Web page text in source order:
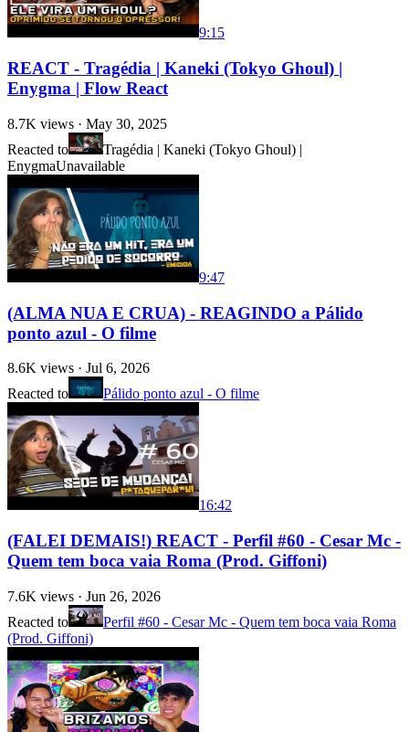
9:15
REACT - Tragédia | Kaneki (Tokyo Ghoul) |
Enygma | Flow React
8.7K views · May 30, 2025
Reacted to
Tragédia | Kaneki (Tokyo Ghoul) |
EnygmaUnavailable
9:47
(ALMA NUA E CRUA) - REAGINDO a Pálido
ponto azul - O filme
8.6K views · Jul 6, 2026
Reacted to
Pálido ponto azul - O filme
16:42
(FALEI DEMAIS!) REACT - Perfil #60 - Cesar Mc -
Quem tem boca vaia Roma (Prod. Giffoni)
7.6K views · Jun 26, 2026
Reacted to
Perfil #60 - Cesar Mc - Quem tem boca vaia Roma
(Prod. Giffoni)